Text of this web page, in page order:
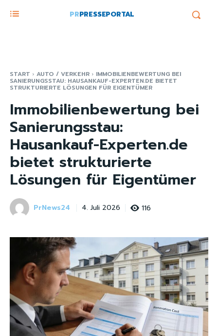
PRPRESSEPORTAL
START AUTO / VERKEHR IMMOBILIENBEWERTUNG BEI
SANIERUNGSSTAU: HAUSANKAUF-EXPERTEN.DE BIETET
STRUKTURIERTE LÖSUNGEN FÜR EIGENTÜMER
Immobilienbewertung bei
Sanierungsstau:
Hausankauf-Experten.de
bietet strukturierte
Lösungen für Eigentümer
PrNews24 4. Juli 2026 116